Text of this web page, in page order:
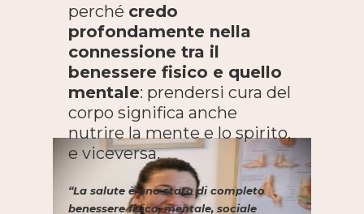
perché credo
profondamente nella
connessione tra il
benessere fisico e quello
mentale: prendersi cura del
corpo significa anche
nutrire la mente e lo spirito,
e viceversa.
“La salute è uno stato di completo
benessere fisico, mentale, sociale